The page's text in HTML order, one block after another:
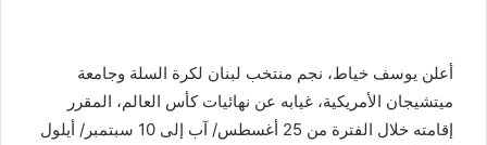
أعلن يوسف خياط، نجم منتخب لبنان لكرة السلة وجامعة
ميتشيجان الأمريكية، غيابه عن نهائيات كأس العالم، المقرر
إقامته خلال الفترة من 25 أغسطس/ آب إلى 10 سبتمبر/ أيلول